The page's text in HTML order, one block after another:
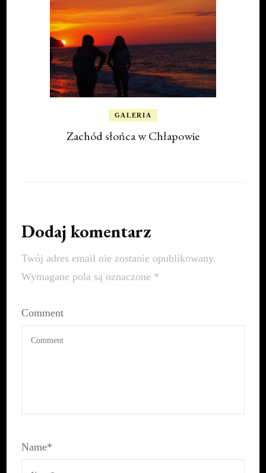
GALERIA
Zachód słońca w Chłapowie
Dodaj komentarz
Twój adres email nie zostanie opublikowany.
Wymagane pola są oznaczone *
Comment
Name*